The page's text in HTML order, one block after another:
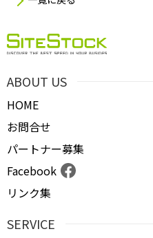
ABOUT US
HOME
お問合せ
パートナー募集
Facebook
リンク集
SERVICE